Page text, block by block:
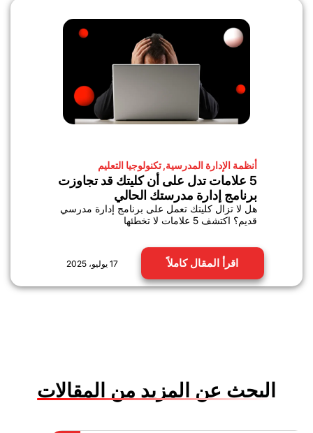
أنظمة الإدارة المدرسية,تكنولوجيا التعليم
5 علامات تدل على أن كليتك قد تجاوزت
برنامج إدارة مدرستك الحالي
هل لا تزال كليتك تعمل على برنامج إدارة مدرسي
قديم؟ اكتشف 5 علامات لا تخطئها
اقرأ المقال كاملاً 17 يوليو، 2025
البحث عن المزيد من المقالات
Search Button